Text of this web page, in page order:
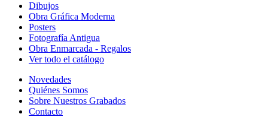
Dibujos
Obra Gráfica Moderna
Posters
Fotografía Antigua
Obra Enmarcada - Regalos
Ver todo el catálogo
Novedades
Quiénes Somos
Sobre Nuestros Grabados
Contacto